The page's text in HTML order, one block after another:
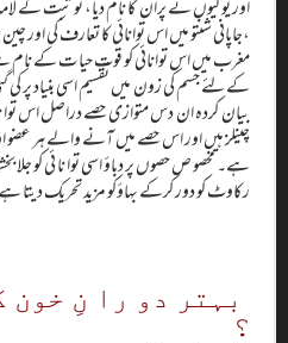
،جاپانی شنتو میں اس توانائی کا تعارف کی
مغرب میں اس توانائی کو قوت حیا ت کے نام سے
کے لئے جسم کی زون میں تقسیم اسی بنیاد پر کی
بیان کردہ ان دس متوازی حصے دراصل اس توا
چینلز ہیں اور اس حصے میں آنے والے ہر
ہے۔ مخصو ص حصوں پر دباؤ اسی توا نا ئی کو
رکاوٹ کو دور کرکے بہاؤکو مزید تحریک دیتا
بہتر دو را نِ خون
؟